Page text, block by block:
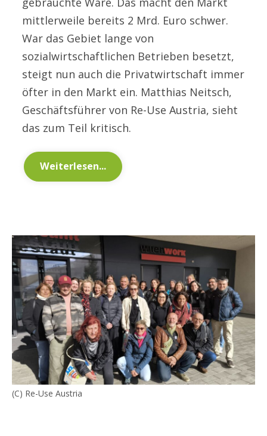
mittlerweile bereits 2 Mrd. Euro schwer.
War das Gebiet lange von
sozialwirtschaftlichen Betrieben besetzt,
steigt nun auch die Privatwirtschaft immer
öfter in den Markt ein. Matthias Neitsch,
Geschäftsführer von Re-Use Austria, sieht
das zum Teil kritisch.
Weiterlesen...
(C) Re-Use Austria